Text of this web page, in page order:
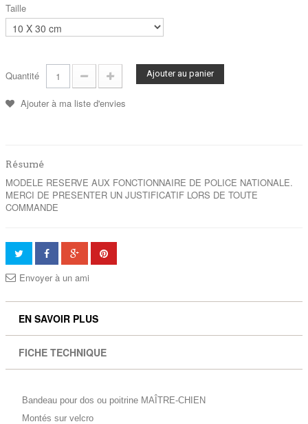
Taille
Quantité Ajouter au panier
Ajouter à ma liste d'envies
Résumé
MODELE RESERVE AUX FONCTIONNAIRE DE POLICE NATIONALE.
MERCI DE PRESENTER UN JUSTIFICATIF LORS DE TOUTE
COMMANDE
Envoyer à un ami
EN SAVOIR PLUS
FICHE TECHNIQUE
Bandeau pour dos ou poitrine MAÎTRE-CHIEN
Montés sur velcro